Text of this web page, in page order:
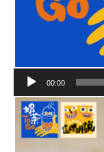
播
器
00:00